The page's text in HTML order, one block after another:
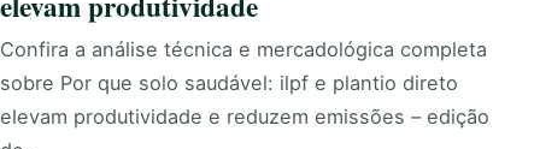
Confira a análise técnica e mercadológica completa
sobre Por que solo saudável: ilpf e plantio direto
elevam produtividade e reduzem emissões – edição